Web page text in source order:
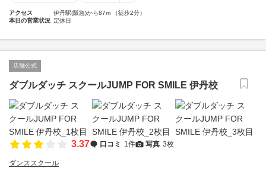
アクセス
伊丹駅(阪急)から87m （徒歩2分）
本日の営業状況 定休日
店舗公式
ダブルダッチ スクールJUMP FOR SMILE 伊丹校
3.37 口コミ 1件 写真 3枚
ダンススクール